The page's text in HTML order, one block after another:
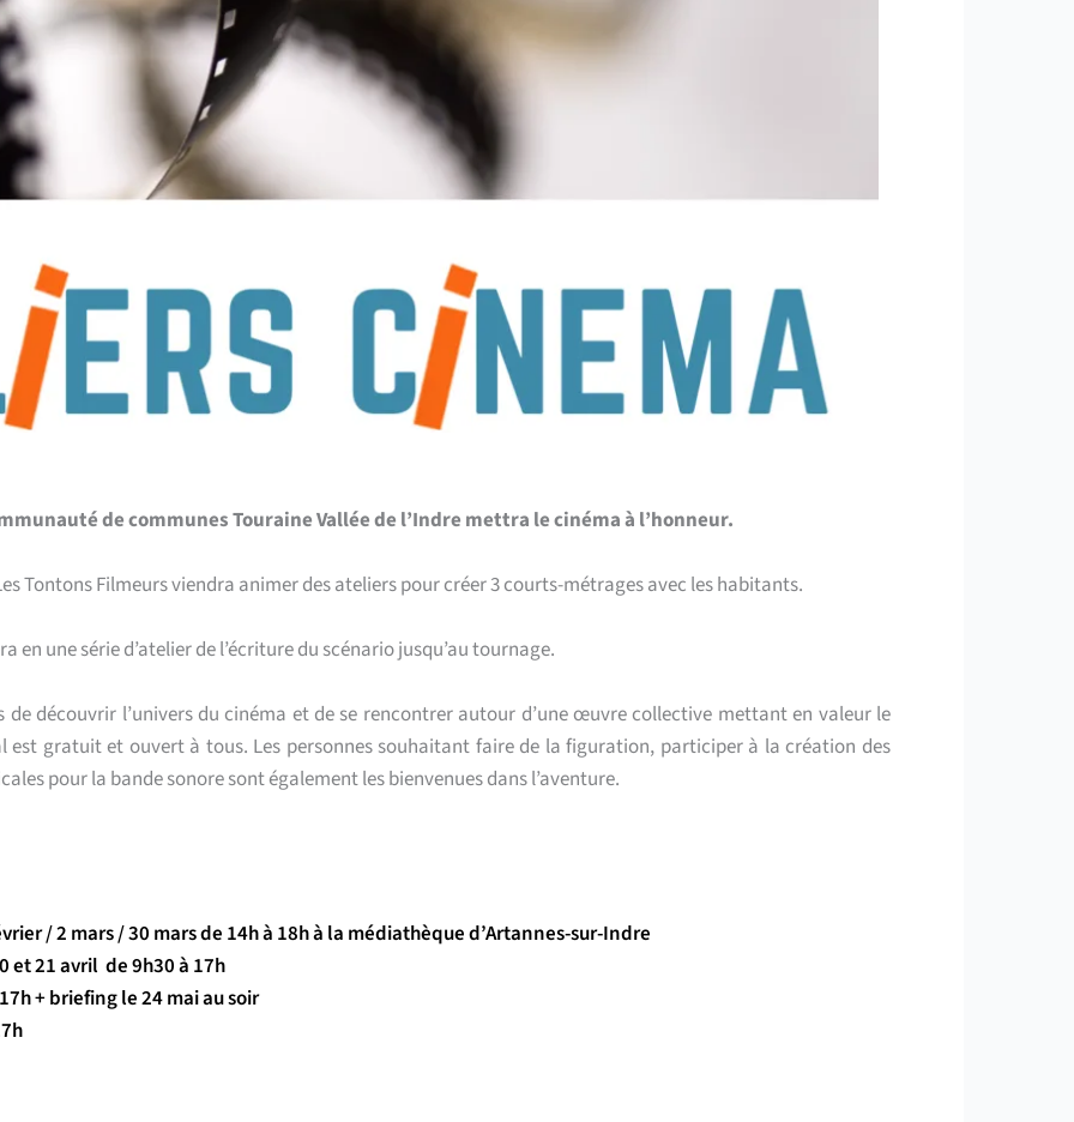
de communes Touraine Vallée de l’Indre mettra le cinéma à l’honneur.
Tontons Filmeurs viendra animer des ateliers pour créer 3 courts-métrages avec les habitants.
en une série d’atelier de l’écriture du scénario jusqu’au tournage.
découvrir l’univers du cinéma et de se rencontrer autour d’une œuvre collective mettant en valeur le
gratuit et ouvert à tous. Les personnes souhaitant faire de la figuration, participer à la création des
pour la bande sonore sont également les bienvenues dans l’aventure.
/ 2 mars / 30 mars de 14h à 18h à la médiathèque d’Artannes-sur-Indre
et 21 avril de 9h30 à 17h
+ briefing le 24 mai au soir